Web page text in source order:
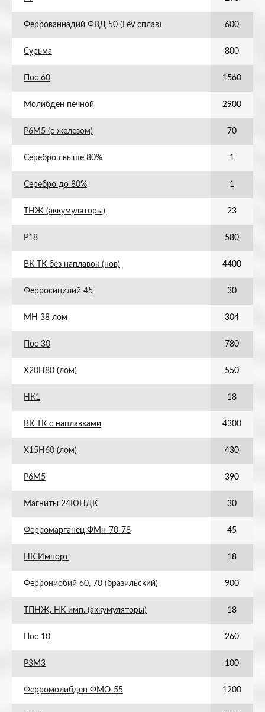
Феррованнадий ФВД 50 (FeV сплав) 600
Сурьма 800
Пос 60 1560
Молибден печной 2900
Р6М5 (с железом) 70
Серебро свыше 80% 1
Серебро до 80% 1
ТНЖ (аккумуляторы) 23
Р18 580
ВК ТК без наплавок (нов) 4400
Ферросицилий 45 30
МН 38 лом 304
Пос 30 780
Х20Н80 (лом) 550
НК1 18
ВК ТК с наплавками 4300
Х15Н60 (лом) 430
Р6М5 390
Магниты 24ЮНДК 30
Ферромарганец ФМн-70-78 45
НК Импорт 18
Феррониобий 60, 70 (бразильский) 900
ТПНЖ, НК имп. (аккумуляторы) 18
Пос 10 260
Р3М3 100
Ферромолибден ФМО-55 1200